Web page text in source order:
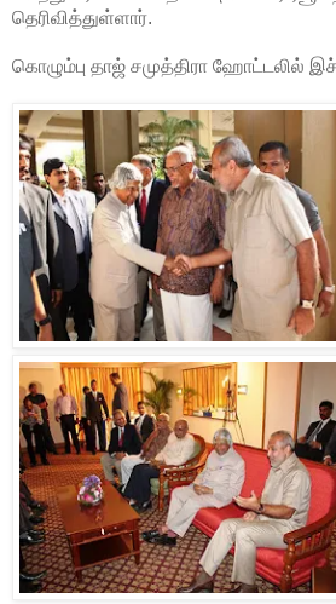
தெரிவித்துள்ளார்.
கொழும்பு தாஜ் சமுத்திரா ஹோட்டலில்